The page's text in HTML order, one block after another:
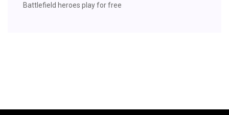
Battlefield heroes play for free